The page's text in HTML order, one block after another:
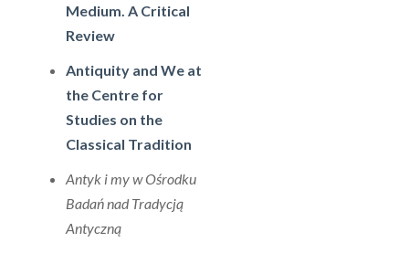
Medium. A Critical
Review
Antiquity and We at
the Centre for
Studies on the
Classical Tradition
Antyk i my w Ośrodku
Badań nad Tradycją
Antyczną